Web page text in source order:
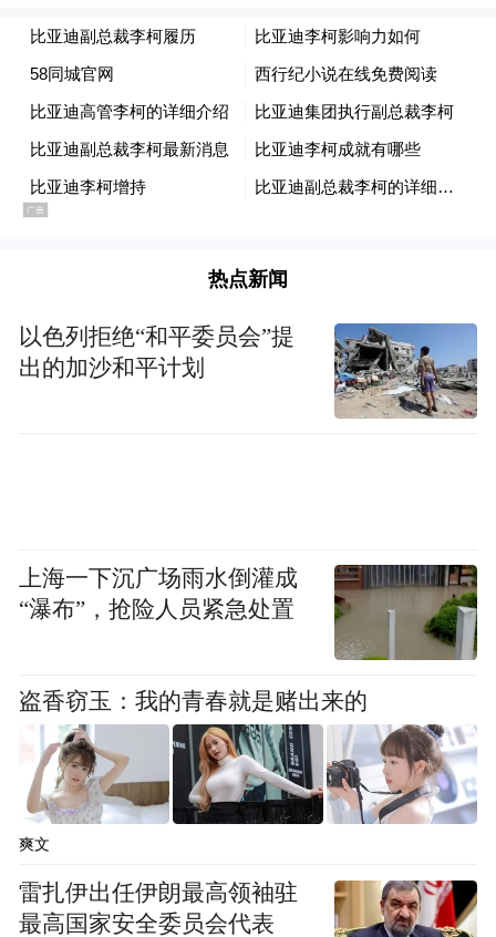
热点新闻
以色列拒绝“和平委员会”提
出的加沙和平计划
上海一下沉广场雨水倒灌成
“瀑布”，抢险人员紧急处置
盗香窃玉：我的青春就是赌出来的
爽文
雷扎伊出任伊朗最高领袖驻
最高国家安全委员会代表